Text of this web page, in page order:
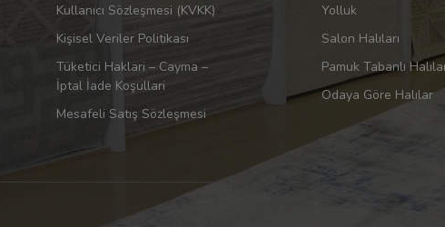
Kullanıcı Sözleşmesi (KVKK)
Kişisel Veriler Politikası
Tüketici Haklari – Cayma –
İptal İade Koşullari
Mesafeli Satış Sözleşmesi
Yolluk
Salon Halıları
Pamuk Tabanlı
Odaya Göre Halılar